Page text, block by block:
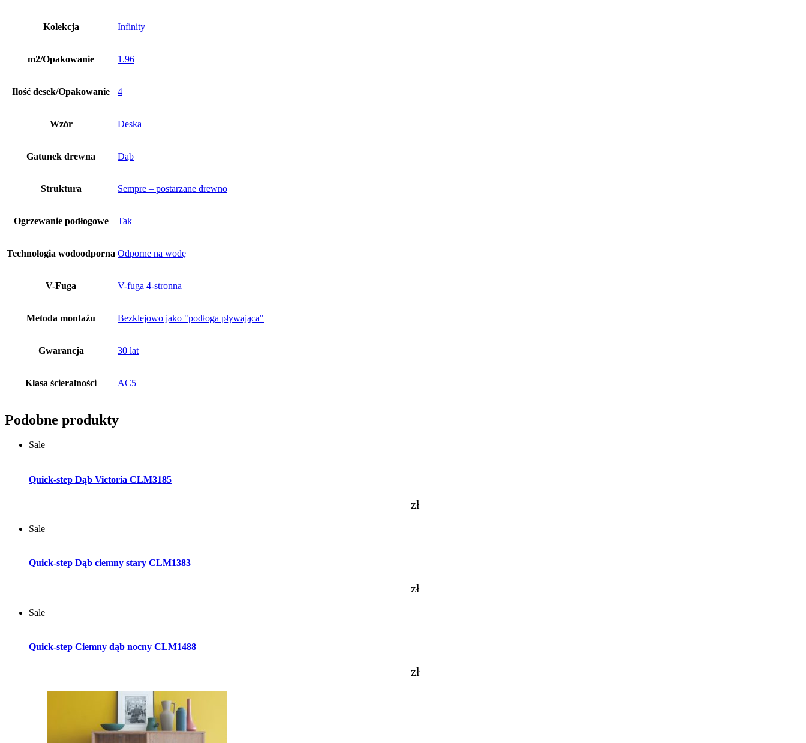
Kolekcja Infinity
m2/Opakowanie 1.96
Ilość desek/Opakowanie 4
Wzór Deska
Gatunek drewna Dąb
Struktura Sempre – postarzane drewno
Ogrzewanie podłogowe Tak
Technologia wodoodporna Odporne na wodę
V-Fuga V-fuga 4-stronna
Metoda montażu Bezklejowo jako "podłoga pływająca"
Gwarancja 30 lat
Klasa ścieralności AC5
Podobne produkty
Sale
Quick-step Dąb Victoria CLM3185
zł
Sale
Quick-step Dąb ciemny stary CLM1383
zł
Sale
Quick-step Ciemny dąb nocny CLM1488
zł